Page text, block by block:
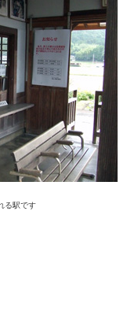
る駅です